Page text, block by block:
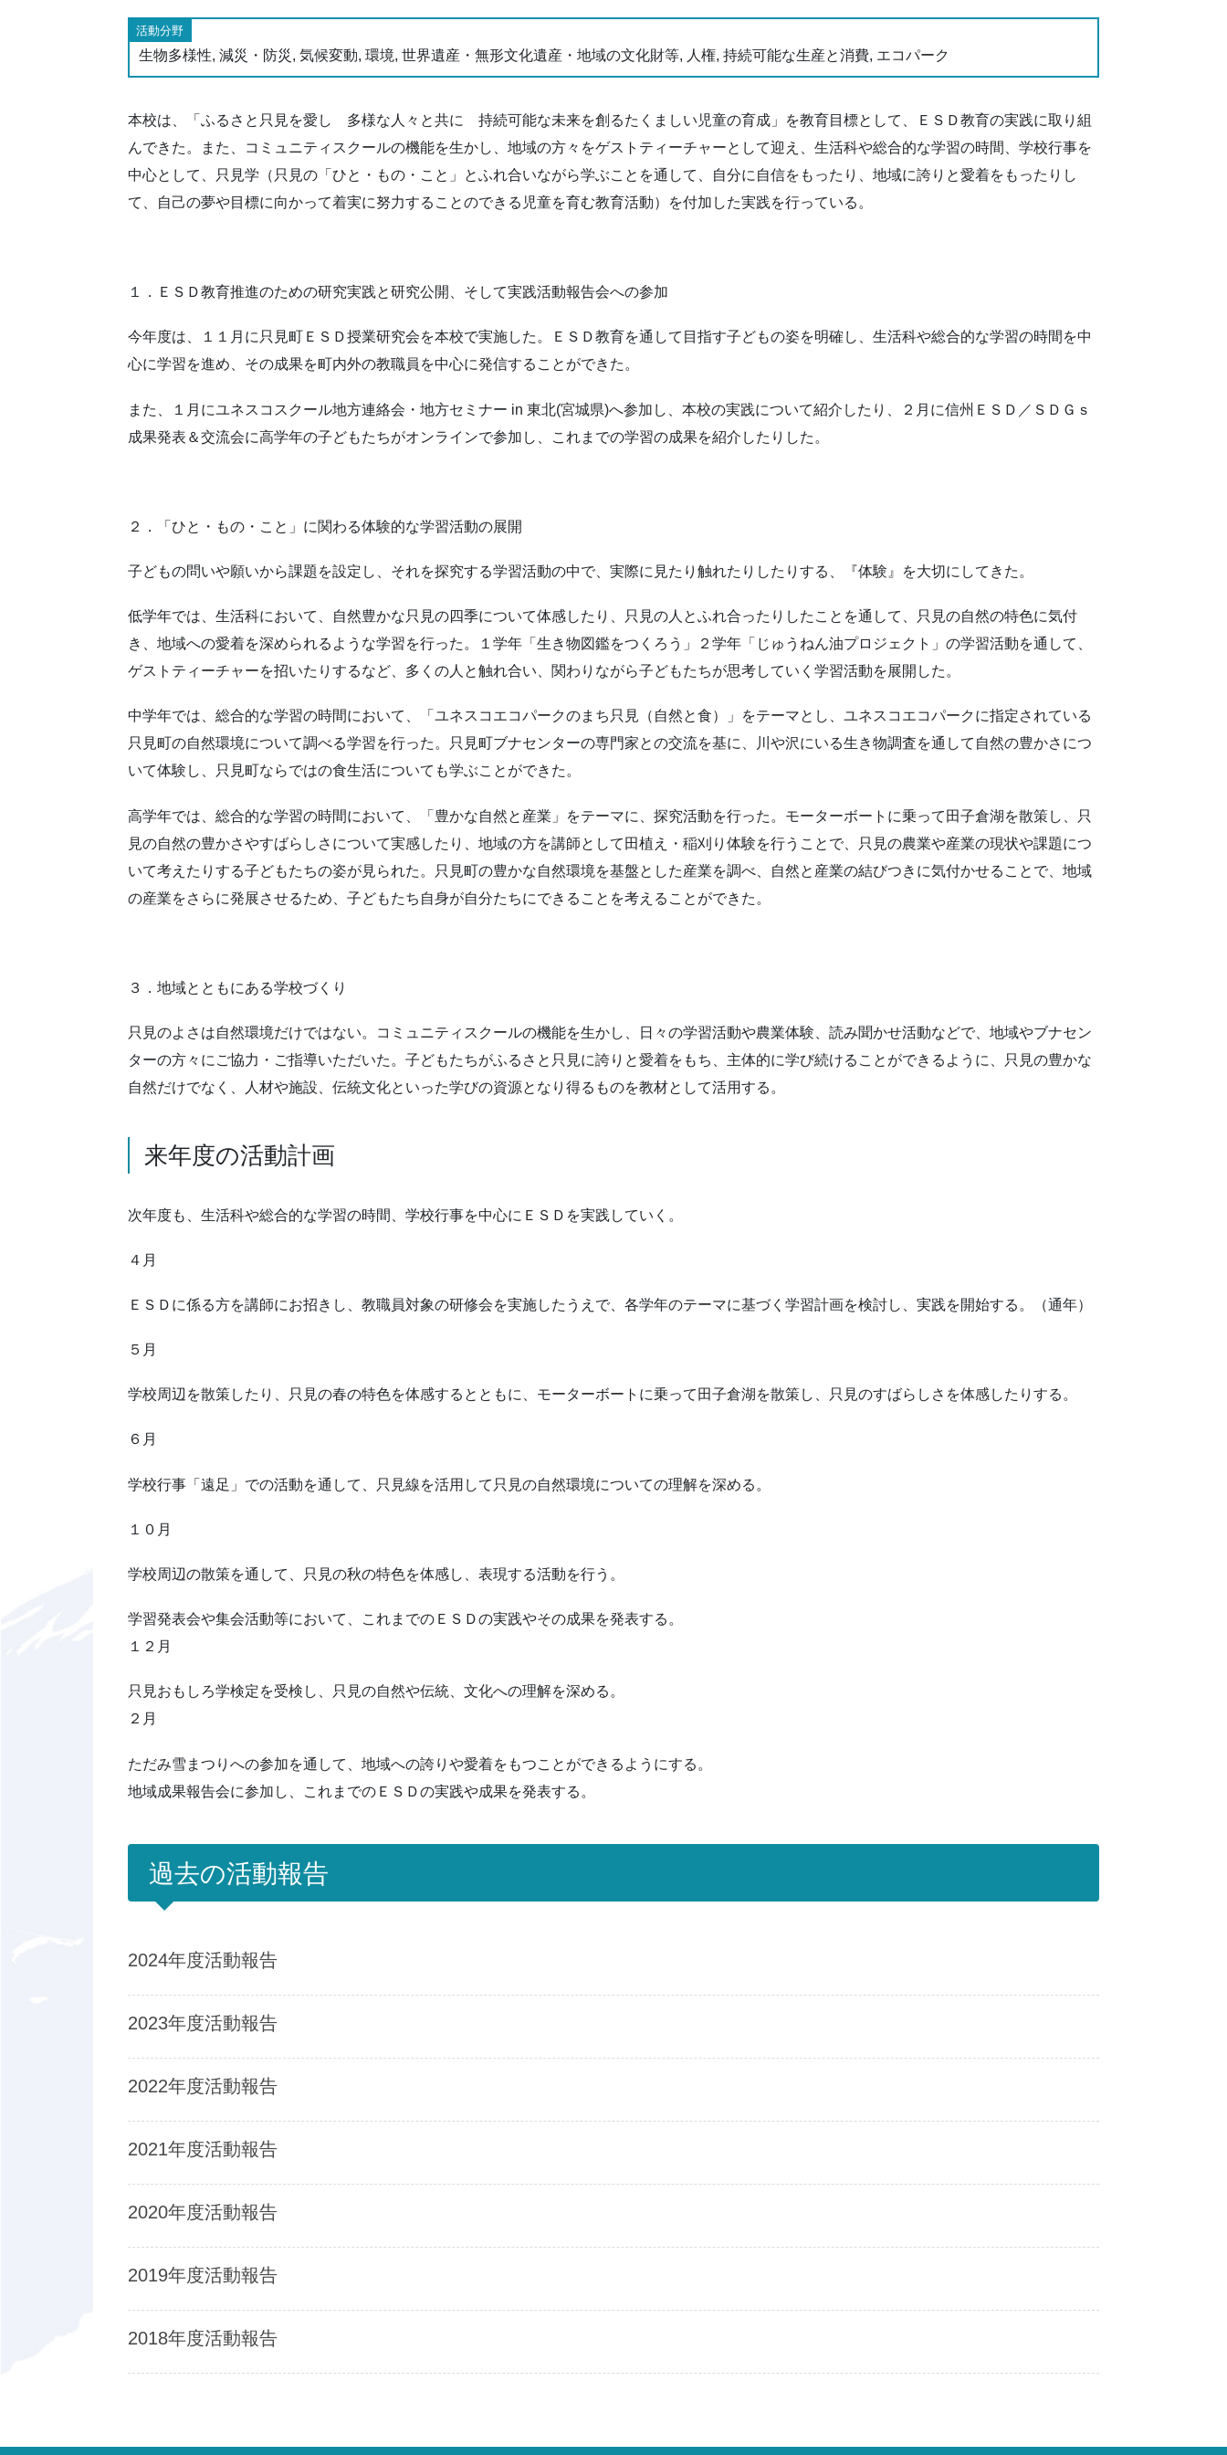
活動分野
生物多様性, 減災・防災, 気候変動, 環境, 世界遺産・無形文化遺産・地域の文化財等, 人権, 持続可能な生産と消費, エコパーク
本校は、「ふるさと只見を愛し 多様な人々と共に 持続可能な未来を創るたくましい児童の育成」を教育目標として、ＥＳＤ教育の実践に取り組
んできた。また、コミュニティスクールの機能を生かし、地域の方々をゲストティーチャーとして迎え、生活科や総合的な学習の時間、学校行事を
中心として、只見学（只見の「ひと・もの・こと」とふれ合いながら学ぶことを通して、自分に自信をもったり、地域に誇りと愛着をもったりし
て、自己の夢や目標に向かって着実に努力することのできる児童を育む教育活動）を付加した実践を行っている。
１．ＥＳＤ教育推進のための研究実践と研究公開、そして実践活動報告会への参加
今年度は、１１月に只見町ＥＳＤ授業研究会を本校で実施した。ＥＳＤ教育を通して目指す子どもの姿を明確し、生活科や総合的な学習の時間を中
心に学習を進め、その成果を町内外の教職員を中心に発信することができた。
また、１月にユネスコスクール地方連絡会・地方セミナー in 東北(宮城県)へ参加し、本校の実践について紹介したり、２月に信州ＥＳＤ／ＳＤＧｓ
成果発表＆交流会に高学年の子どもたちがオンラインで参加し、これまでの学習の成果を紹介したりした。
２．「ひと・もの・こと」に関わる体験的な学習活動の展開
子どもの問いや願いから課題を設定し、それを探究する学習活動の中で、実際に見たり触れたりしたりする、『体験』を大切にしてきた。
低学年では、生活科において、自然豊かな只見の四季について体感したり、只見の人とふれ合ったりしたことを通して、只見の自然の特色に気付
き、地域への愛着を深められるような学習を行った。１学年「生き物図鑑をつくろう」２学年「じゅうねん油プロジェクト」の学習活動を通して、
ゲストティーチャーを招いたりするなど、多くの人と触れ合い、関わりながら子どもたちが思考していく学習活動を展開した。
中学年では、総合的な学習の時間において、「ユネスコエコパークのまち只見（自然と食）」をテーマとし、ユネスコエコパークに指定されている
只見町の自然環境について調べる学習を行った。只見町ブナセンターの専門家との交流を基に、川や沢にいる生き物調査を通して自然の豊かさにつ
いて体験し、只見町ならではの食生活についても学ぶことができた。
高学年では、総合的な学習の時間において、「豊かな自然と産業」をテーマに、探究活動を行った。モーターボートに乗って田子倉湖を散策し、只
見の自然の豊かさやすばらしさについて実感したり、地域の方を講師として田植え・稲刈り体験を行うことで、只見の農業や産業の現状や課題につ
いて考えたりする子どもたちの姿が見られた。只見町の豊かな自然環境を基盤とした産業を調べ、自然と産業の結びつきに気付かせることで、地域
の産業をさらに発展させるため、子どもたち自身が自分たちにできることを考えることができた。
３．地域とともにある学校づくり
只見のよさは自然環境だけではない。コミュニティスクールの機能を生かし、日々の学習活動や農業体験、読み聞かせ活動などで、地域やブナセン
ターの方々にご協力・ご指導いただいた。子どもたちがふるさと只見に誇りと愛着をもち、主体的に学び続けることができるように、只見の豊かな
自然だけでなく、人材や施設、伝統文化といった学びの資源となり得るものを教材として活用する。
来年度の活動計画
次年度も、生活科や総合的な学習の時間、学校行事を中心にＥＳＤを実践していく。
４月
ＥＳＤに係る方を講師にお招きし、教職員対象の研修会を実施したうえで、各学年のテーマに基づく学習計画を検討し、実践を開始する。（通年）
５月
学校周辺を散策したり、只見の春の特色を体感するとともに、モーターボートに乗って田子倉湖を散策し、只見のすばらしさを体感したりする。
６月
学校行事「遠足」での活動を通して、只見線を活用して只見の自然環境についての理解を深める。
１０月
学校周辺の散策を通して、只見の秋の特色を体感し、表現する活動を行う。
学習発表会や集会活動等において、これまでのＥＳＤの実践やその成果を発表する。
１２月
只見おもしろ学検定を受検し、只見の自然や伝統、文化への理解を深める。
２月
ただみ雪まつりへの参加を通して、地域への誇りや愛着をもつことができるようにする。
地域成果報告会に参加し、これまでのＥＳＤの実践や成果を発表する。
過去の活動報告
2024年度活動報告
2023年度活動報告
2022年度活動報告
2021年度活動報告
2020年度活動報告
2019年度活動報告
2018年度活動報告